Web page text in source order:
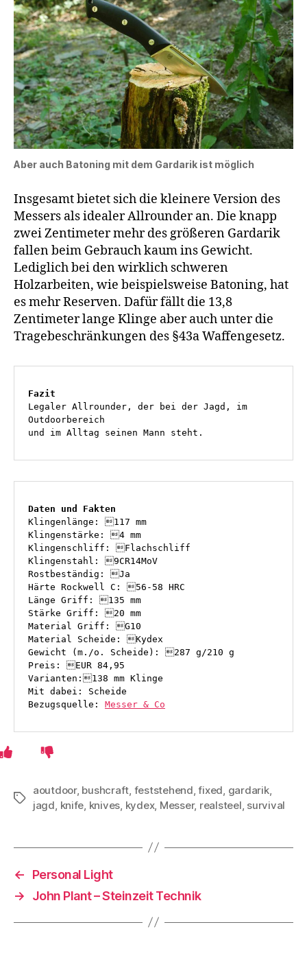
Aber auch Batoning mit dem Gardarik ist möglich
Insgesamt bietet sich die kleinere Version des
Messers als idealer Allrounder an. Die knapp
zwei Zentimeter mehr des größeren Gardarik
fallen beim Gebrauch kaum ins Gewicht.
Lediglich bei den wirklich schweren
Holzarbeiten, wie beispielsweise Batoning, hat
es mehr Reserven. Dafür fällt die 13,8
Zentimeter lange Klinge aber auch unter die
Tragebeschränkungen des §43a Waffengesetz.
Fazit
Legaler Allrounder, der bei der Jagd, im
Outdoorbereich
und im Alltag seinen Mann steht.
Daten und Fakten
Klingenlänge: 117 mm
Klingenstärke: 4 mm
Klingenschliff: Flachschliff
Klingenstahl: 9CR14MoV
Rostbeständig: Ja
Härte Rockwell C: 56-58 HRC
Länge Griff: 135 mm
Stärke Griff: 20 mm
Material Griff: G10
Material Scheide: Kydex
Gewicht (m./o. Scheide): 287 g/210 g
Preis: EUR 84,95
Varianten:138 mm Klinge
Mit dabei: Scheide
Bezugsquelle: Messer & Co
Schlagwörter
aoutdoor, bushcraft, feststehend,fixed, gardarik,
jagd, knife, knives, kydex, Messer, realsteel, survival
←
Personal Light
→
John Plant – Steinzeit Technik